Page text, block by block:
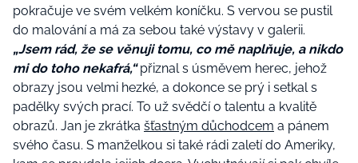
pokračuje ve svém velkém koníčku. S vervou se pustil
do malování a má za sebou také výstavy v galerii.
„Jsem rád, že se věnuji tomu, co mě naplňuje, a nikdo
mi do toho nekafrá,“přiznal s úsměvem herec, jehož
obrazy jsou velmi hezké, a dokonce se prý i setkal s
padělky svých prací. To už svědčí o talentu a kvalitě
obrazů. Jan je zkrátka šťastným důchodcem a pánem
svého času. S manželkou si také rádi zaletí do Ameriky,